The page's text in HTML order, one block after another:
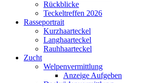
Rückblicke
Teckeltreffen 2026
Rasseportrait
Kurzhaarteckel
Langhaarteckel
Rauhhaarteckel
Zucht
Welpenvermittlung
Anzeige Aufgeben